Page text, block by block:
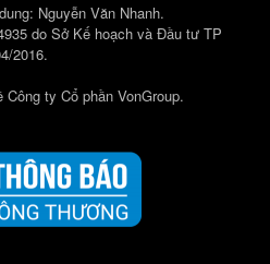
Nguyễn Văn Nhanh.
do Sở Kế hoạch và Đầu tư TP
2016.
ty Cổ phần VonGroup.